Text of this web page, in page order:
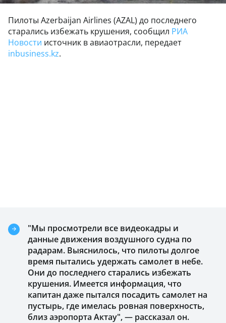
Пилоты Azerbaijan Airlines (AZAL) до последнего
старались избежать крушения, сообщил РИА
Новости источник в авиаотрасли, передает
inbusiness.kz.
"Мы просмотрели все видеокадры и
данные движения воздушного судна по
радарам. Выяснилось, что пилоты долгое
время пытались удержать самолет в небе.
Они до последнего старались избежать
крушения. Имеется информация, что
капитан даже пытался посадить самолет на
пустырь, где имелась ровная поверхность,
близ аэропорта Актау", — рассказал он.